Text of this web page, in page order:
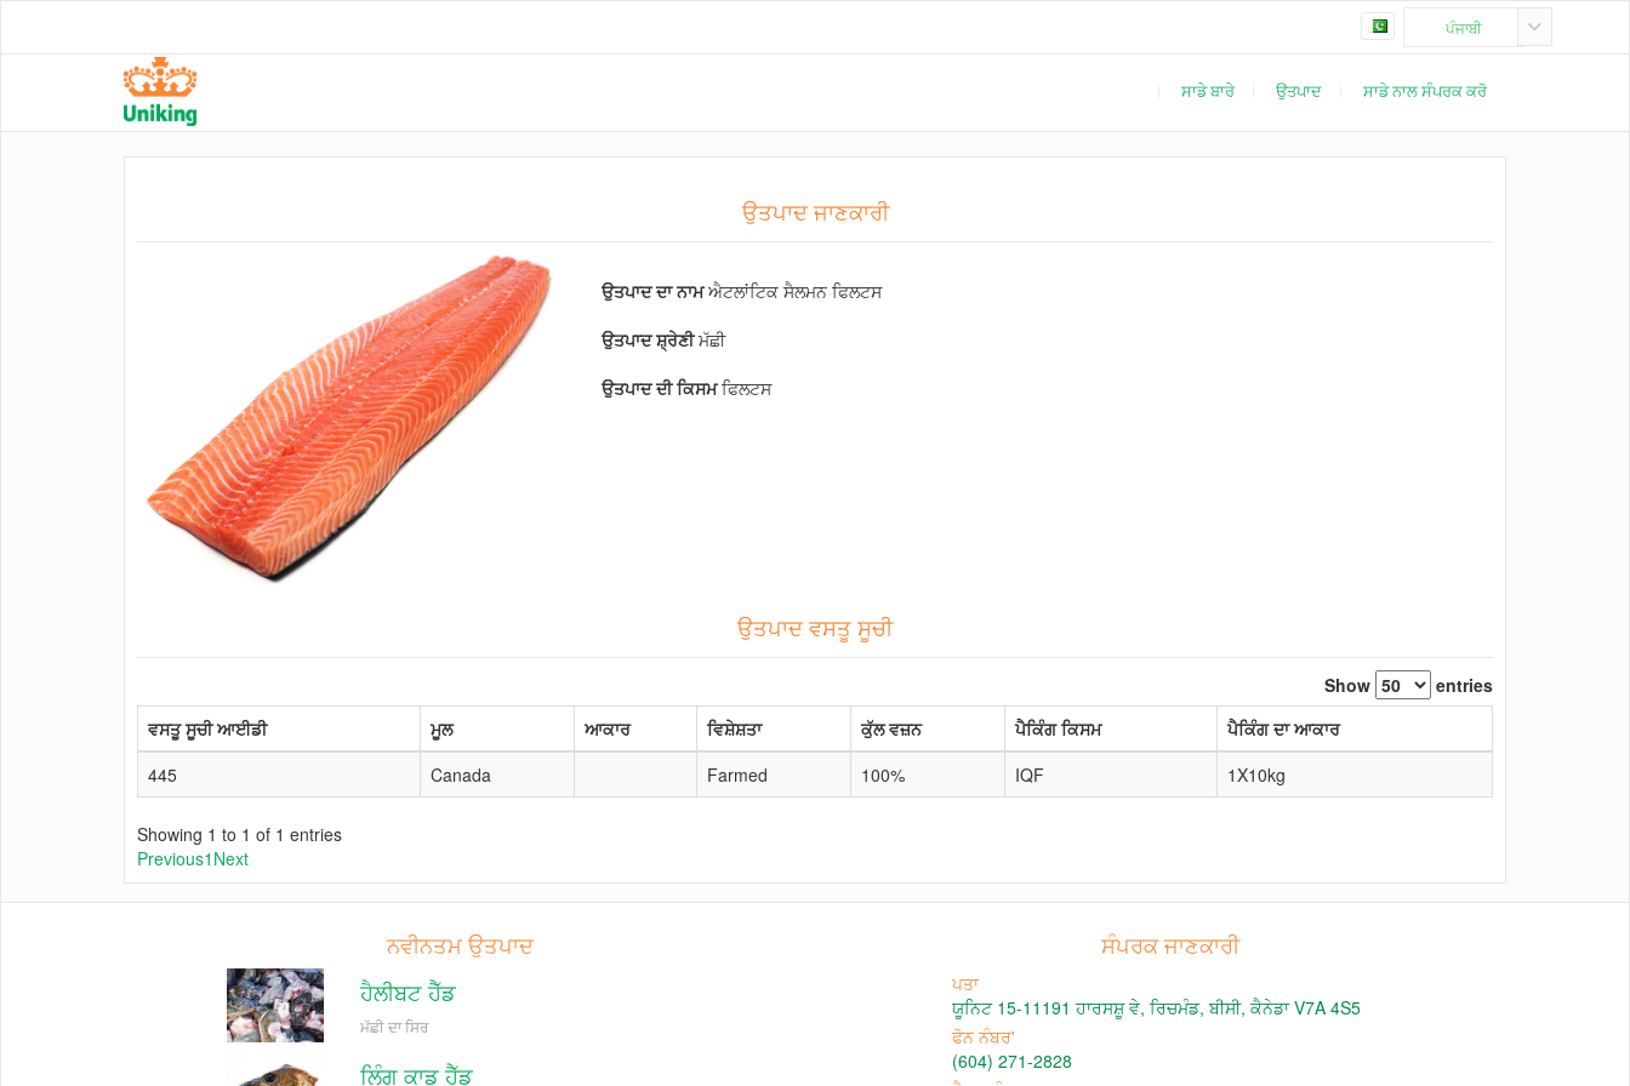
ਪੰਜਾਬੀ
ਸਾਡੇ ਬਾਰੇ ਉਤਪਾਦ ਸਾਡੇ ਨਾਲ ਸੰਪਰਕ ਕਰੋ
ਉਤਪਾਦ ਜਾਣਕਾਰੀ
ਉਤਪਾਦ ਦਾ ਨਾਮਐਟਲਾਂਟਿਕ ਸੈਲਮਨ ਫਿਲਟਸ
ਉਤਪਾਦ ਸ਼੍ਰੇਣੀਮੱਛੀ
ਉਤਪਾਦ ਦੀ ਕਿਸਮਫਿਲਟਸ
ਉਤਪਾਦ ਵਸਤੂ ਸੂਚੀ
Show
entries
ਵਸਤੂ ਸੂਚੀ ਆਈਡੀ
ਮੂਲ ਆਕਾਰ ਵਿਸ਼ੇਸ਼ਤਾ ਕੁੱਲ ਵਜ਼ਨ ਪੈਕਿੰਗ ਕਿਸਮ
ਪੈਕਿੰਗ ਦਾ ਆਕਾਰ
445
Canada Farmed 100% IQF 1X10kg
Showing 1 to 1 of 1 entries
Previous1 Next
ਨਵੀਨਤਮ ਉਤਪਾਦ
ਹੈਲੀਬਟ ਹੈੱਡ
ਮੱਛੀ ਦਾ ਸਿਰ
ਲਿੰਗ ਕਾਡ ਹੈੱਡ
ਸੰਪਰਕ ਜਾਣਕਾਰੀ
ਪਤਾ
ਯੂਨਿਟ 15-11191 ਹਾਰਸਸ਼ੂ ਵੇ, ਰਿਚਮੰਡ, ਬੀਸੀ, ਕੈਨੇਡਾ V7A 4S5
ਫੋਨ ਨੰਬਰ'
(604) 271-2828